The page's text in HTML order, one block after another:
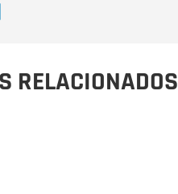
RELACIONADOS